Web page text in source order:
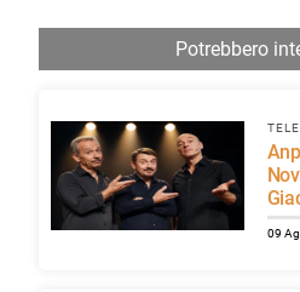
Potrebbero
Anplagghed stasera su
09